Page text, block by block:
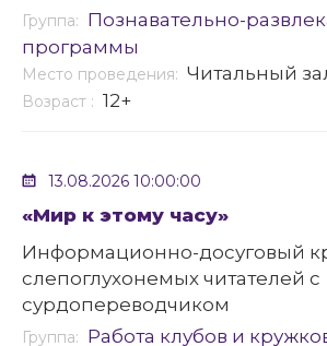
Группа: Познавательно-
программы
Место проведения: Читальный
Возраст : 12+
13.08.2026 10:00:00
«Мир к этому часу»
Информационно-досуговый
слепоглухонемых читателей с
сурдопереводчиком
Группа: Работа клубов и